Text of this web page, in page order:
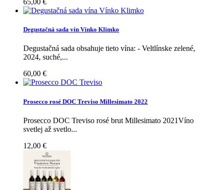
65,00 €
Degustačná sada vín Vínko Klimko
Degustačná sada obsahuje tieto vína: - Veltlínske zelené,
2024, suché,...
60,00 €
Prosecco rosé DOC Treviso Millesimato 2022
Prosecco DOC Treviso rosé brut Millesimato 2021Víno
svetlej až svetlo...
12,00 €